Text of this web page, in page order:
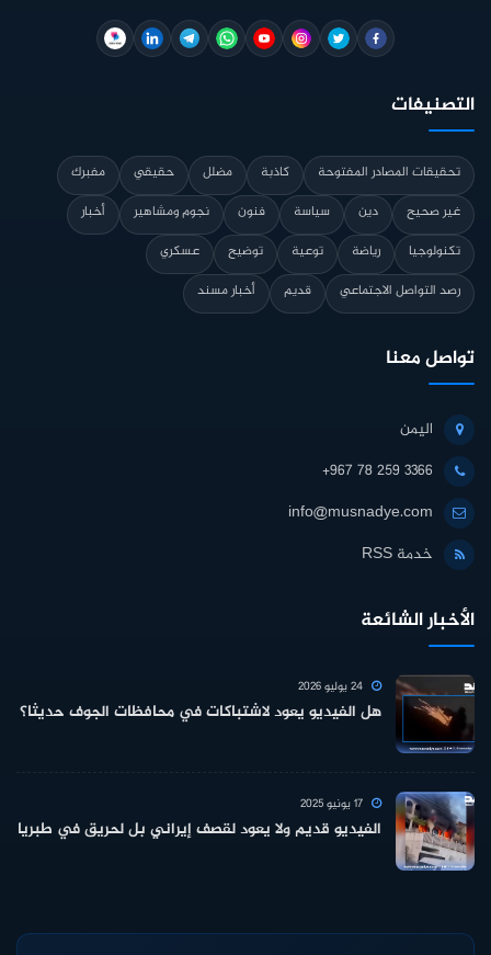
التصنيفات
تحقيقات المصادر المفتوحة كاذبة مضلل حقيقي
مفبرك
غير صحيح
دين سياسة فنون نجوم ومشاهير
أخبار
تكنولوجيا
رياضة توعية توضيح
عسكري
رصد التواصل الاجتماعي
قديم أخبار مسند
تواصل معنا
اليمن
+967 78 259 3366
info@musnadye.com
خدمة RSS
الأخبار الشائعة
هل الفيديو يعود لاشتباكات في محافظات الجوف حديثا؟
الفيديو قديم ولا يعود لقصف إيراني بل لحريق في طبريا